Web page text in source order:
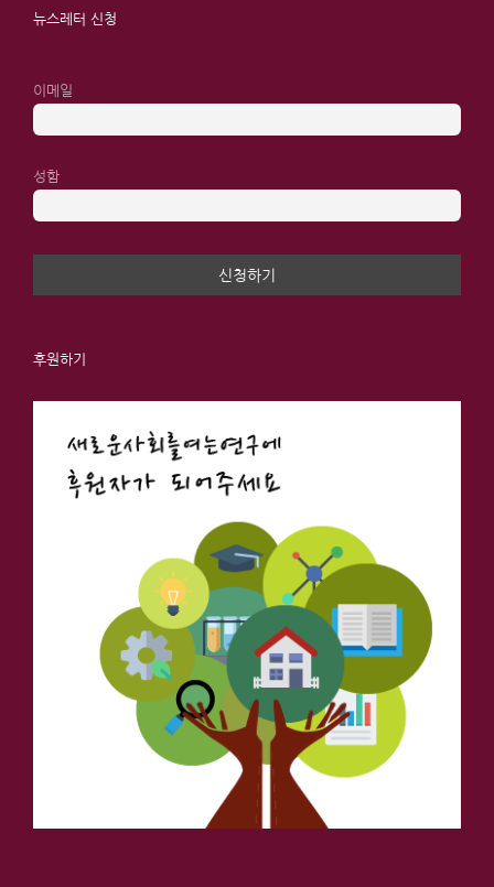
뉴스레터 신청
이메일
성함
후원하기